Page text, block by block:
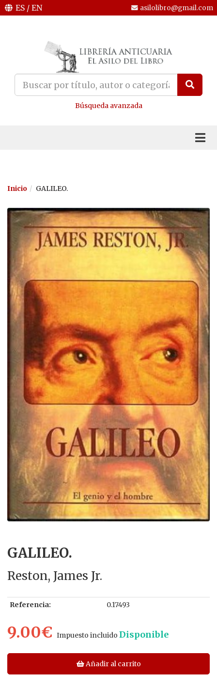
ES / EN asilolibro@gmail.com
Búsqueda avanzada
Inicio GALILEO.
GALILEO.
Reston, James Jr.
Referencia: 0.17493
9.00€ Impuesto incluido Disponible
Añadir al carrito